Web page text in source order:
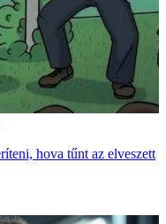
hova tűnt az elveszett